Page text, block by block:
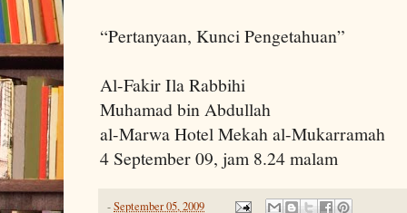
“Pertanyaan, Kunci Pengetahuan”
Al-Fakir Ila Rabbihi
Muhamad bin Abdullah
al-Marwa Hotel Mekah al-Mukarramah
4 September 09, jam 8.24 malam
-September 05, 2009